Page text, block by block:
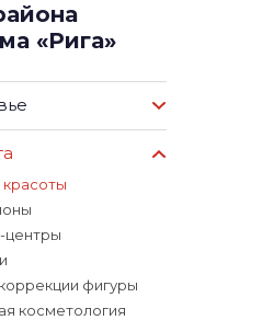
«Рига»
центры
фигуры
косметология